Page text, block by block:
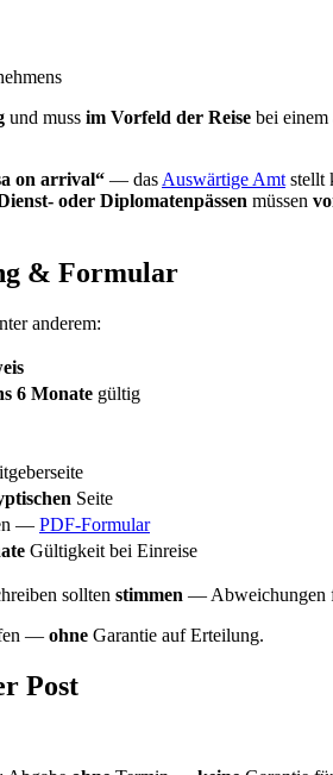
und muss im Vorfeld der Reise bei einem
on arrival“ — das Auswärtige Amt stellt
oder Diplomatenpässen müssen
& Formular
anderem:
6 Monate gültig
Seite
— PDF-Formular
Gültigkeit bei Einreise
sollten stimmen — Abweichungen
— ohne Garantie auf Erteilung.
Post